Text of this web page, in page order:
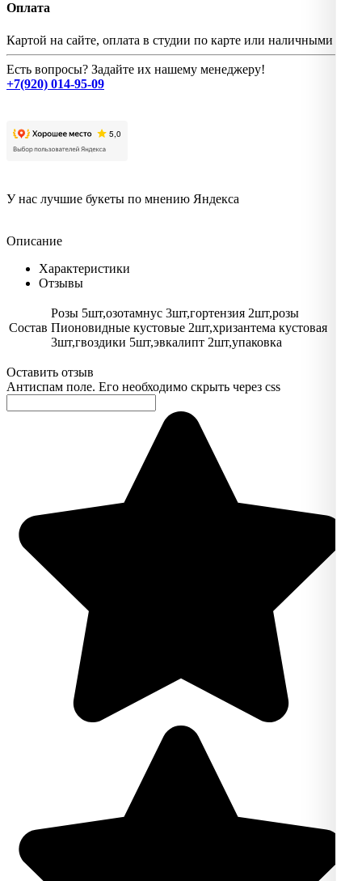
Оплата
Картой на сайте, оплата в студии по карте или наличными
Есть вопросы? Задайте их нашему менеджеру!
+7(920) 014-95-09
У нас лучшие букеты по мнению Яндекса
Описание
Характеристики
Отзывы
Состав
Розы 5шт,озотамнус 3шт,гортензия 2шт,розы
Пионовидные кустовые 2шт,хризантема кустовая
3шт,гвоздики 5шт,эвкалипт 2шт,упаковка
Оставить отзыв
Антиспам поле. Его необходимо скрыть через css